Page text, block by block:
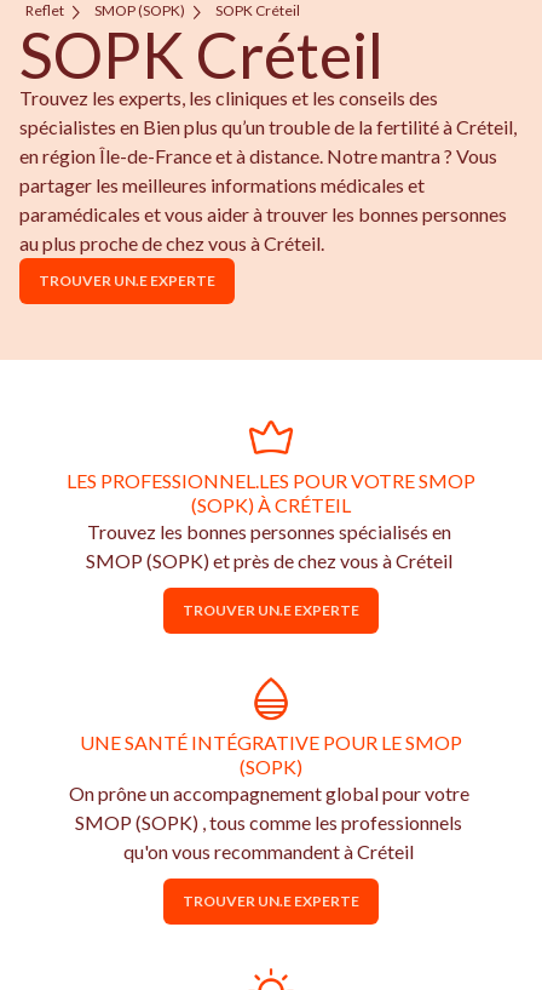
Reflet SMOP (SOPK) SOPK Créteil
SOPK Créteil
Trouvez les experts, les cliniques et les conseils des
spécialistes en Bien plus qu’un trouble de la fertilité à Créteil,
en région Île-de-France et à distance. Notre mantra ? Vous
partager les meilleures informations médicales et
paramédicales et vous aider à trouver les bonnes personnes
au plus proche de chez vous à Créteil.
TROUVER UN.E EXPERTE
LES PROFESSIONNEL.LES POUR VOTRE SMOP
(SOPK) À CRÉTEIL
Trouvez les bonnes personnes spécialisés en
SMOP (SOPK) et près de chez vous à Créteil
TROUVER UN.E EXPERTE
UNE SANTÉ INTÉGRATIVE POUR LE SMOP
(SOPK)
On prône un accompagnement global pour votre
SMOP (SOPK) , tous comme les professionnels
qu'on vous recommandent à Créteil
TROUVER UN.E EXPERTE